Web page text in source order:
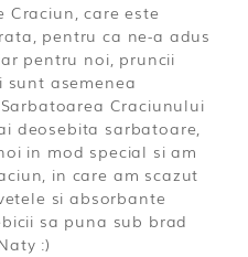
care este
pentru ca ne-a adus
pentru noi, pruncii
asemenea
Craciunului
deosebita sarbatoare,
in mod special si am
in care am scazut
si absorbante
sa puna sub brad
:)